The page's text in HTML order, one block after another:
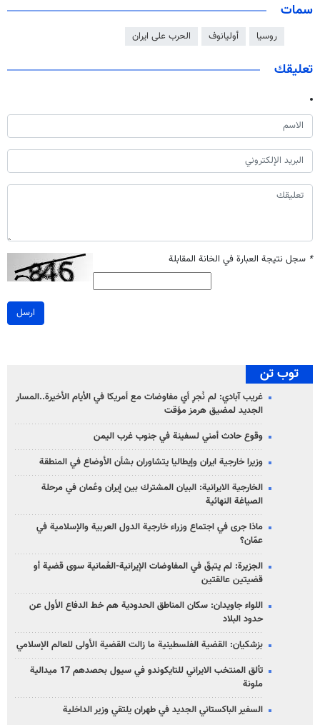
سمات
روسيا أوليانوف الحرب على ايران
تعليقك
* سجل نتيجة العبارة في الخانة المقابلة
ارسل
توب تن
غريب آبادي: لم نُجرِ أي مفاوضات مع أمريكا في الأيام الأخيرة..المسار
الجديد لمضيق هرمز مؤقت
وقوع حادث أمني لسفينة في جنوب غرب اليمن
وزيرا خارجية ايران وإيطاليا يتشاوران بشأن الأوضاع في المنطقة
الخارجية الايرانية: البيان المشترك بين إيران وعُمان في مرحلة
الصياغة النهائية
ماذا جرى في اجتماع وزراء خارجية الدول العربية والإسلامية في
عمّان؟
الجزيرة: لم يتبقّ في المفاوضات الإيرانية-العُمانية سوى قضية أو
قضيتين عالقتين
اللواء جاويدان: سكان المناطق الحدودية هم خط الدفاع الأول عن
حدود البلاد
بزشكيان: القضية الفلسطينية ما زالت القضية الأولى للعالم الإسلامي
تألق المنتخب الايراني للتايكوندو في سيول بحصدهم 17 ميدالية
ملونة
السفير الباكستاني الجديد في طهران يلتقي وزير الداخلية